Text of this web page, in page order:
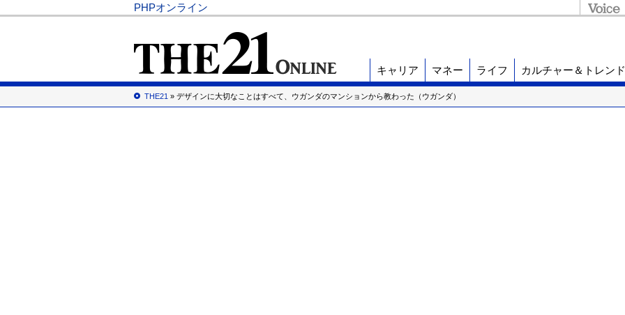
PHPオンライン
キャリア マネー ライフ カルチャー＆トレンド
THE21 » デザインに大切なことはすべて、ウガンダのマンションから教わった（ウガンダ）